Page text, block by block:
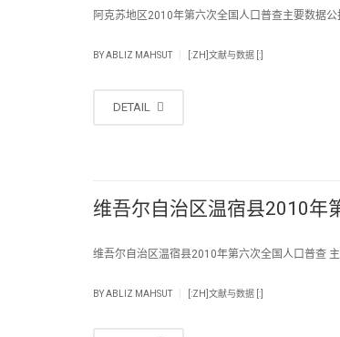
阿克苏地区2010年第六次全国人口普查主要数
BYABLIZ MAHSUT [:ZH]文献与数据 [:]
DETAIL
维吾尔自治区温宿县2010年
维吾尔自治区温宿县2010年第六次全国人口普
BYABLIZ MAHSUT [:ZH]文献与数据 [:]